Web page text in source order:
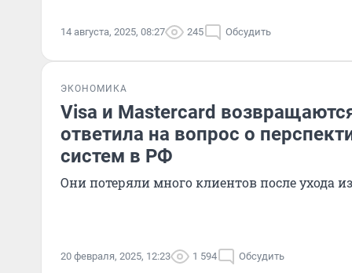
14 августа, 2025, 08:27 245 Обсудить
ЭКОНОМИКА
Visa и Mastercard
ответила на вопрос о
систем в РФ
Они потеряли много клиентов после ухода
20 февраля, 2025, 12:23 1 594 Обсудить